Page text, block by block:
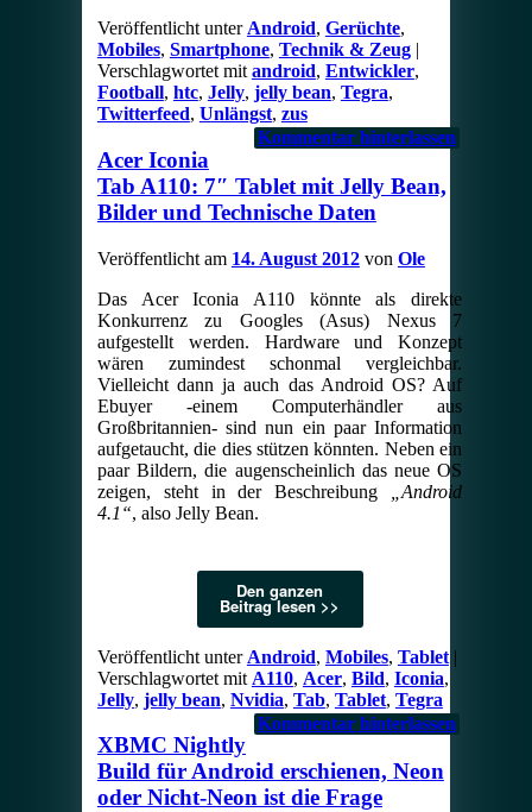
Veröffentlicht unter Android, Gerüchte,
Mobiles, Smartphone, Technik & Zeug |
Verschlagwortet mit android, Entwickler,
Football, htc, Jelly, jelly bean, Tegra,
Twitterfeed, Unlängst, zus
Kommentar hinterlassen
Acer Iconia
Tab A110: 7″ Tablet mit Jelly Bean,
Bilder und Technische Daten
Veröffentlicht am 14. August 2012 von Ole
Das Acer Iconia A110 könnte als direkte
Konkurrenz zu Googles (Asus) Nexus 7
aufgestellt werden. Hardware und Konzept
wären zumindest schonmal vergleichbar.
Vielleicht dann ja auch das Android OS? Auf
Ebuyer -einem Computerhändler aus
Großbritannien- sind nun ein paar Information
aufgetaucht, die dies stützen könnten. Neben ein
paar Bildern, die augenscheinlich das neue OS
zeigen, steht in der Beschreibung
„Android
4.1“, also Jelly Bean.
Den ganzen
Beitrag lesen >>
Veröffentlicht unter Android, Mobiles, Tablet |
Verschlagwortet mit A110, Acer, Bild, Iconia,
Jelly, jelly bean, Nvidia, Tab, Tablet, Tegra
Kommentar hinterlassen
XBMC Nightly
Build für Android erschienen, Neon
oder Nicht-Neon ist die Frage